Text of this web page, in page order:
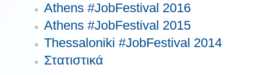
Athens #JobFestival 2016
Athens #JobFestival 2015
Thessaloniki #JobFestival 2014
Στατιστικά